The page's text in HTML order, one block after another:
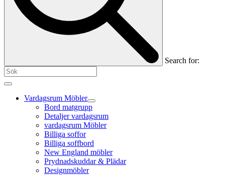
Search for:
Vardagsrum Möbler
Bord matgrupp
Detaljer vardagsrum
vardagsrum Möbler
Billiga soffor
Billiga soffbord
New England möbler
Prydnadskuddar & Plädar
Designmöbler